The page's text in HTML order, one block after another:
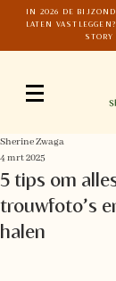
IN 2026 DE
LATEN
STORY
5 tips om
trouwfoto’s
halen
Sherine Zwaga
4 mrt 2025